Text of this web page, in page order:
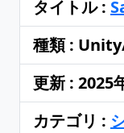
タイトル :
種類 :
更新 : 2025
カテゴリ :